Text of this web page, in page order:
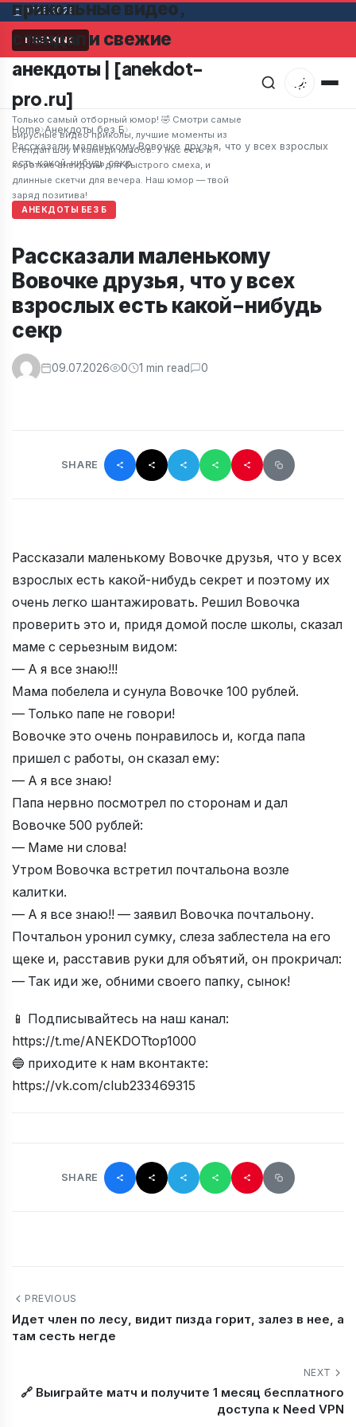
07.08.2026
BREAKINGМужчина в супермаркете заметил привлекательную
прикольные видео,
стендап и свежие
анекдоты | [anekdot-
pro.ru]
Только самый отборный юмор! 🤣 Смотри самые
вирусные видео приколы, лучшие моменты из
стендап шоу и камеди клабов. У нас есть и
короткие анекдоты для быстрого смеха, и
длинные скетчи для вечера. Наш юмор — твой
заряд позитива!
Home›Анекдоты без Б›
Рассказали маленькому Вовочке друзья, что у всех взрослых
есть какой-нибудь секр
АНЕКДОТЫ БЕЗ Б
Рассказали маленькому
Вовочке друзья, что у всех
взрослых есть какой-нибудь
секр
09.07.2026 0 1 min read 0
SHARE
Рассказали маленькому Вовочке друзья, что у всех
взрослых есть какой-нибудь секрет и поэтому их
очень легко шантажировать. Решил Вовочка
проверить это и, придя домой после школы, сказал
маме с серьезным видом:
— А я все знаю!!!
Мама побелела и сунула Вовочке 100 рублей.
— Только папе не говори!
Вовочке это очень понравилось и, когда папа
пришел с работы, он сказал ему:
— А я все знаю!
Папа нервно посмотрел по сторонам и дал
Вовочке 500 рублей:
— Маме ни слова!
Утром Вовочка встретил почтальона возле
калитки.
— А я все знаю!! — заявил Вовочка почтальону.
Почтальон уронил сумку, слеза заблестела на его
щеке и, расставив руки для объятий, он прокричал:
— Так иди же, обними своего папку, сынок!
📱 Подписывайтесь на наш канал:
https://t.me/ANEKDOTtop1000
🔵 приходите к нам вконтакте:
https://vk.com/club233469315
SHARE
PREVIOUS
Идет член по лесу, видит пизда горит, залез в нее, а
там сесть негде
NEXT
🔗 Выиграйте матч и получите 1 месяц бесплатного
доступа к Need VPN